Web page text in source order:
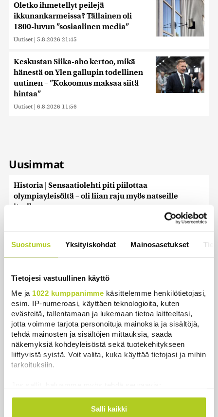
Suostumus Yksityiskohdat Mainosasetukset
Tietojesi vastuullinen käyttö
Me ja 1022 kumppanimme käsittelemme henkilötietojasi,
esim. IP-numeroasi, käyttäen teknologioita, kuten
evästeitä, tallentamaan ja lukemaan tietoa laitteeltasi,
jotta voimme tarjota personoituja mainoksia ja sisältöjä,
tehdä mainosten ja sisältöjen mittauksia, saada
näkemyksiä kohdeyleisöstä sekä tuotekehitykseen
liittyvistä syistä. Voit valita, kuka käyttää tietojasi ja mihin
tarkoituksiin.
Kerätä tietoja maantieteellisestä sijainnistasi,
mahdollisesti muutaman metrin tarkkuudella
Salli kaikki
Oletko ihmetellyt peilejä
ikkunankarmeissa? Tällainen oli
1800-luvun ”sosiaalinen media”
Uutiset | 5.8.2026 21:45
Keskustan Siika-aho kertoo, mikä
hänestä on Ylen gallupin todellinen
uutinen – ”Kokoomus maksaa siitä
hintaa”
Uutiset | 6.8.2026 11:56
Uusimmat
Historia | Sensaatiolehti piti piilottaa
olympiayleisöltä – oli liian raju myös natseille
itselleen
Helle kurittaa Pohjois-Koreaa – valtionmedia
venäläinen
Uutiset | 8.8.2026 16:19
Sikarutto tuo metsästysrajoituksia – vilkkain
metsästyskausi käynnistyy Suomessa
Uutiset 8.8.2026 15:00
rajaa